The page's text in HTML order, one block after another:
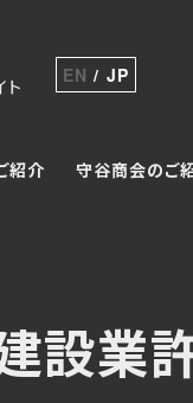
ト
EN JP
紹介 守谷商会のご
設業